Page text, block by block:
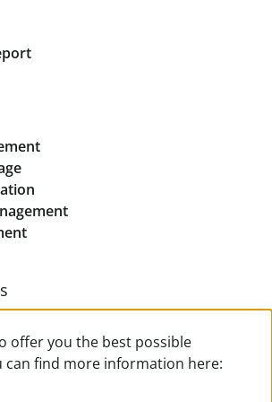
Linz
offer you the best possible
can find more information here: